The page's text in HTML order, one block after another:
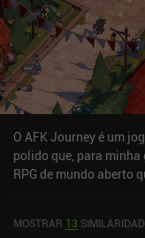
O AFK Journey é um
polido que, para
RPG de mundo aberto
recursos. Isso deve ser
MOSTRAR 13